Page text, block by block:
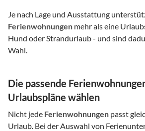
Je nach Lage und Ausstattung
Ferienwohnungen mehr als eine
Hund oder Strandurlaub - und sind
Wahl.
Die passende
Urlaubspläne wählen
Nicht jede Ferienwohnungen passt
Urlaub. Bei der Auswahl von